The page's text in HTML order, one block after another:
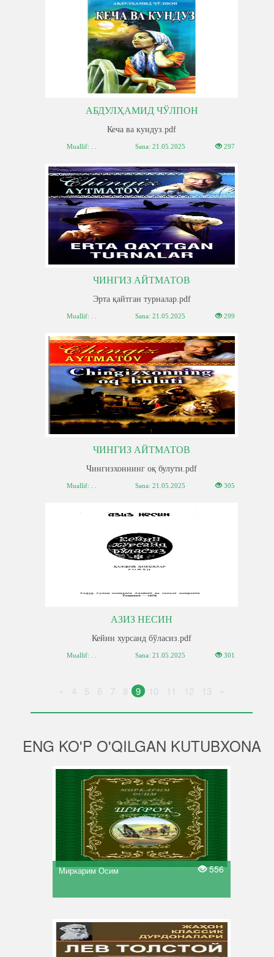
АБДУЛҲАМИД ЧЎЛПОН
Кеча ва кундуз.pdf
Muallif: . . Sana: 21.05.2025 297
ЧИНГИЗ АЙТМАТОВ
Эрта қайтган турналар.pdf
Muallif: . . Sana: 21.05.2025 299
ЧИНГИЗ АЙТМАТОВ
Чингизхоннинг оқ булути.pdf
Muallif: . . Sana: 21.05.2025 305
АЗИЗ НЕСИН
Кейин хурсанд бўласиз.pdf
Muallif: . . Sana: 21.05.2025 301
4 5 6 7 8 9 10 11 12 13
ENG KO'P O'QILGAN KUTUBXONA
Миркарим Осим 556